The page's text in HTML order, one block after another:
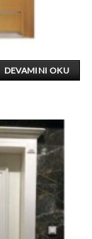
DEVAMINI OKU